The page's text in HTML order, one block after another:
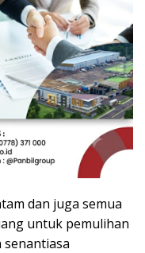
dan juga semua
untuk pemulihan